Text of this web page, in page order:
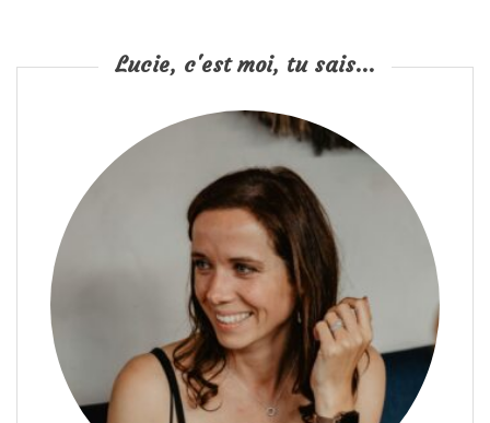
Lucie, c'est moi, tu sais...